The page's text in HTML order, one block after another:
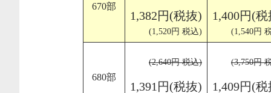
670部
1,382円(税抜)
(1,520円 税込)
1,400円(
(1,540円
680部
(2,640円 税込)
1,391円(税抜)
(3,750円
1,409円(